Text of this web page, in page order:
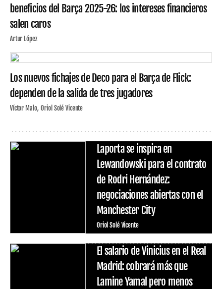
beneficios del Barça 2025-26: los intereses financieros
salen caros
Artur López
Los nuevos fichajes de Deco para el Barça de Flick:
dependen de la salida de tres jugadores
Víctor Malo Oriol Solé Vicente
Laporta se inspira en
Lewandowski para el contrato
de Rodri Hernández:
negociaciones abiertas con el
Manchester City
Oriol Solé Vicente
El salario de Vinicius en el Real
Madrid: cobrará más que
Lamine Yamal pero menos